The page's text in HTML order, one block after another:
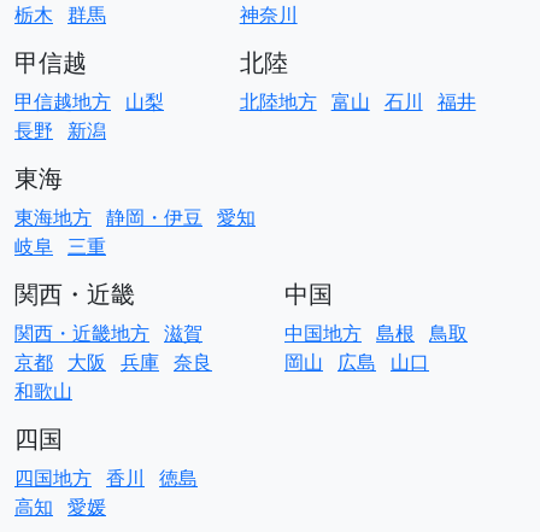
栃木 群馬
神奈川
甲信越
甲信越地方 山梨
長野
新潟
北陸
北陸地方 富山 石川 福井
東海
東海地方 静岡・伊豆 愛知
岐阜 三重
関西・近畿
関西・近畿地方 滋賀
京都 大阪 兵庫 奈良
和歌山
中国
中国地方 島根 鳥取
岡山
広島 山口
四国
四国地方 香川
徳島
高知 愛媛